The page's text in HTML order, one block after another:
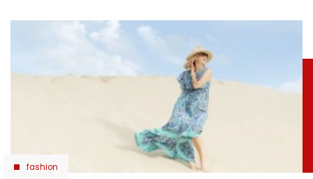
fashion